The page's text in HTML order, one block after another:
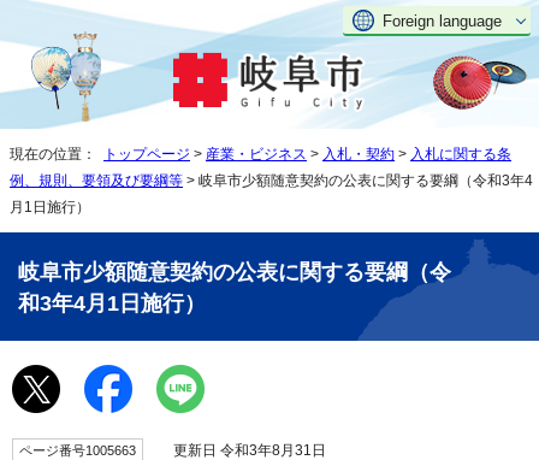
Foreign language
現在の位置： トップページ > 産業・ビジネス > 入札・契約 > 入札に関する条
例、規則、要領及び要綱等 > 岐阜市少額随意契約の公表に関する要綱（令和3年4
月1日施行）
岐阜市少額随意契約の公表に関する要綱（令
和3年4月1日施行）
ページ番号1005663 更新日 令和3年8月31日